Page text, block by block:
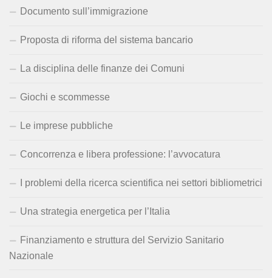
Documento sull’immigrazione
Proposta di riforma del sistema bancario
La disciplina delle finanze dei Comuni
Giochi e scommesse
Le imprese pubbliche
Concorrenza e libera professione: l’avvocatura
I problemi della ricerca scientifica nei settori bibliometrici
Una strategia energetica per l’Italia
Finanziamento e struttura del Servizio Sanitario
Nazionale